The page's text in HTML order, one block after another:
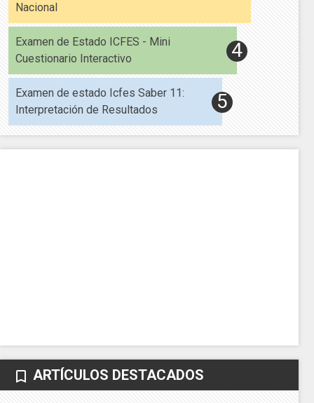
Nacional
Examen de Estado ICFES - Mini
Cuestionario Interactivo
Examen de estado Icfes Saber 11:
Interpretación de Resultados
bookmark_border ARTÍCULOS DESTACADOS